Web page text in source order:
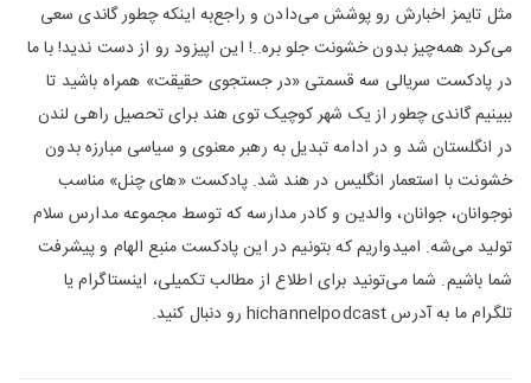
مثل تایمز اخبارش رو پوشش می‌دادن و راجع‌به اینکه چطور گاندی سعی
می‌کرد همه‌چیز بدون خشونت جلو بره..! این اپیزود رو از دست ندید! با ما
در پادکست سریالی سه قسمتی «در جستجوی حقیقت» همراه باشید تا
ببینیم گاندی چطور از یک شهر کوچیک توی هند برای تحصیل راهی لندن
در انگلستان شد و در ادامه تبدیل به رهبر معنوی و سیاسی مبارزه بدون
خشونت با استعمار انگلیس در هند شد. پادکست «های چنل» مناسب
نوجوانان، جوانان، والدین و کادر مدارسه که توسط مجموعه مدارس سلام
تولید می‌شه. امیدواریم که بتونیم در این پادکست منبع الهام و پیشرفت
شما باشیم. شما می‌تونید برای اطلاع از مطالب تکمیلی، اینستاگرام یا
تلگرام ما به آدرس hichannelpodcast رو دنبال کنید.